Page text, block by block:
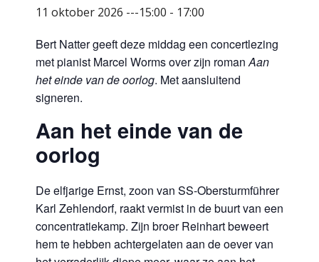
11 oktober 2026 ---15:00 - 17:00
Bert Natter geeft deze middag een concertlezing
met pianist Marcel Worms over zijn roman Aan
het einde van de oorlog. Met aansluitend
signeren.
Aan het einde van de
oorlog
De elfjarige Ernst, zoon van SS-Obersturmführer
Karl Zehlendorf, raakt vermist in de buurt van een
concentratiekamp. Zijn broer Reinhart beweert
hem te hebben achtergelaten aan de oever van